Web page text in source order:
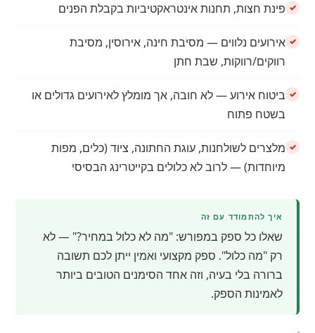
פינת חצות, תחנות אינטראקטיביות בקבלת הפנים
אירועים נלווים — מסיבת חינה, אירוסין, מסיבת
רווקים/רווקות, שבת חתן
ביטוח אירוע — לא חובה, אך מומלץ לאירועים גדולים או
בשטח פתוח
מלצרים לשולחנות, עוגת החתונה, ציוד (כלים, מפות
מיוחדות) — לרוב לא כלולים בקייטרינג הבסיסי
איך להתמודד עם זה
שאלו כל ספק במפורש: "מה לא כלול במחיר?" — לא
רק "מה כלול". ספק מקצועי ואמין ייתן לכם תשובה
ברורה בלי בעיה, וזה אחד הסימנים הטובים ביותר
לאמינות הספק.